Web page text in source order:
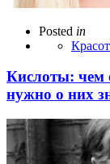
Posted in
Кислоты: чем
нужно о них